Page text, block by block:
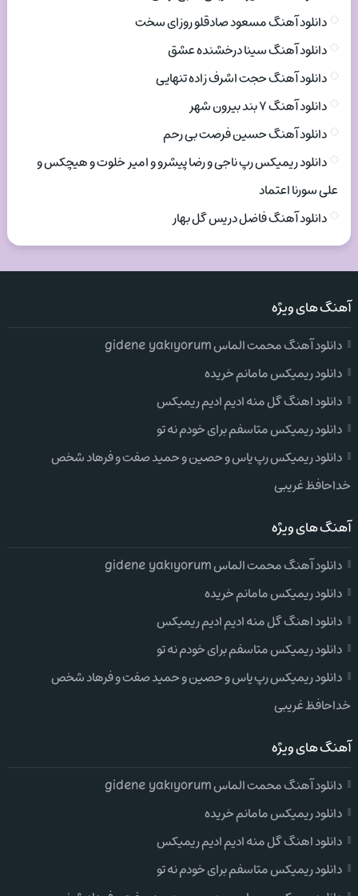
دانلود آهنگ مسعود صادقلو روزای سخت
دانلود آهنگ سینا درخشنده عشق
دانلود آهنگ حجت اشرف زاده تنهایی
دانلود آهنگ ۷ بند بیرون شهر
دانلود آهنگ حسین فرصت بی رحم
دانلود ریمیکس رپ ناجی و رضا پیشرو و امیر خلوت و هیچکس و
علی سورنا اعتماد
دانلود آهنگ فاضل دریس گل بهار
آهنگ های ویژه
دانلود آهنگ محمت الماس gidene yakıyorum
دانلود ریمیکس مامانم خریده
دانلود اهنگ گل منه ادیم ادیم ریمیکس
دانلود ریمیکس متاسفم برای خودم نه تو
دانلود ریمیکس رپ یاس و حصین و حمید صفت و فرهاد شخص
خداحافظ غریبی
آهنگ های ویژه
دانلود آهنگ محمت الماس gidene yakıyorum
دانلود ریمیکس مامانم خریده
دانلود اهنگ گل منه ادیم ادیم ریمیکس
دانلود ریمیکس متاسفم برای خودم نه تو
دانلود ریمیکس رپ یاس و حصین و حمید صفت و فرهاد شخص
خداحافظ غریبی
آهنگ های ویژه
دانلود آهنگ محمت الماس gidene yakıyorum
دانلود ریمیکس مامانم خریده
دانلود اهنگ گل منه ادیم ادیم ریمیکس
دانلود ریمیکس متاسفم برای خودم نه تو